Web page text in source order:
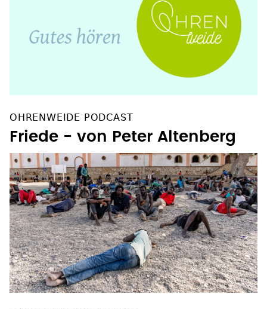
OHRENWEIDE PODCAST
Friede - von Peter Altenberg